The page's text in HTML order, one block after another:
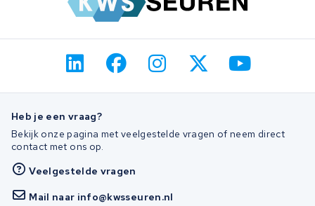
Heb je een vraag?
Bekijk onze pagina met veelgestelde vragen of neem direct
contact met ons op.
Veelgestelde vragen
Mail naar info@kwsseuren.nl